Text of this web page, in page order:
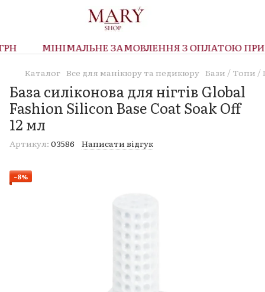
МІНІМАЛЬНЕ ЗАМОВЛЕННЯ З ОПЛАТОЮ ПРИ
Каталог Все для манікюру та педикюру Бази / Топи /
База силіконова для нігтів Global
Fashion Silicon Base Coat Soak Off
12 мл
Артикул: 03586 Написати відгук
−8%